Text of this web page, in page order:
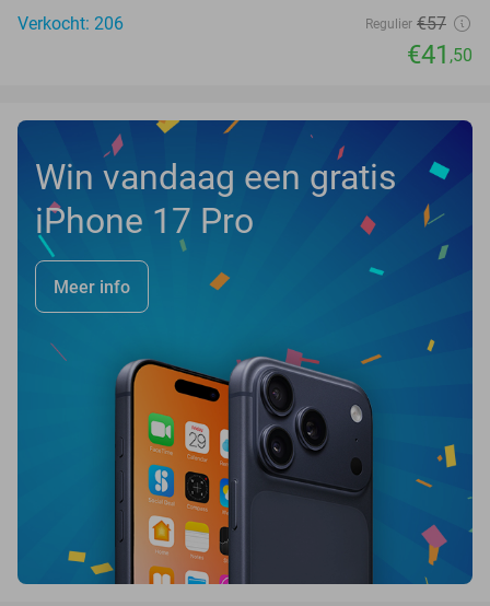
Verkocht: 206
Regulier €57
€41 ,50
Win vandaag een gratis
iPhone 17 Pro
Meer info